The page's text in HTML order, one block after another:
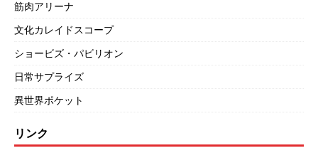
筋肉アリーナ
文化カレイドスコープ
ショービズ・パビリオン
日常サプライズ
異世界ポケット
リンク